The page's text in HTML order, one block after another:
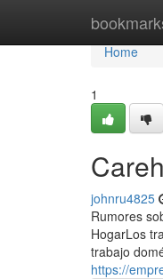
Home
Home
1
johnru4825
Rumores
HogarLos
trabajo
https://